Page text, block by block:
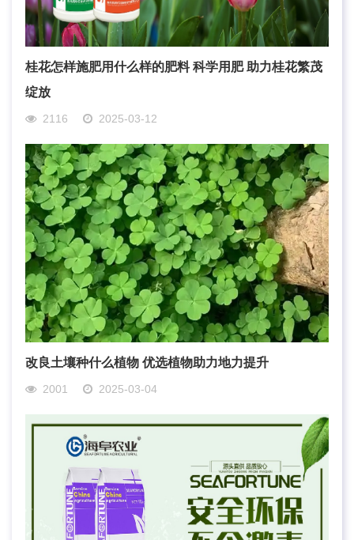
桂花怎样施肥用什么样的肥料 科学用肥 助力桂花繁茂
绽放
2116 2025-03-12
改良土壤种什么植物 优选植物助力地力提升
2001 2025-03-04